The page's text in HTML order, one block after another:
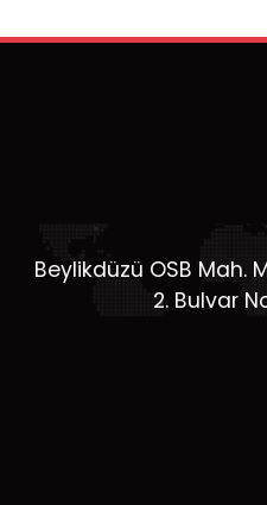
Beylikdüzü OSB Mah.
2. Bulvar